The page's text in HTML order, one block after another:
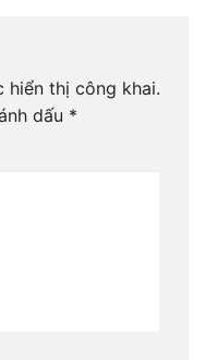
hiển thị công khai.
dấu *